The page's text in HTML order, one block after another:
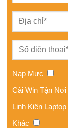
Nạp Mực
Cài Win Tận Nơi
Linh Kiện Laptop
Khác